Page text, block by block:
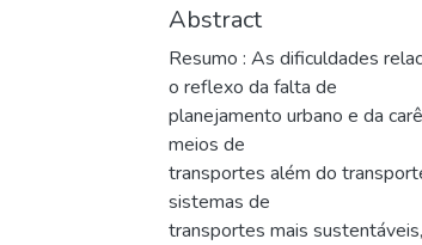
Abstract
Resumo : As dificuldades
o reflexo da falta de
planejamento urbano e da
meios de
transportes além do
sistemas de
transportes mais